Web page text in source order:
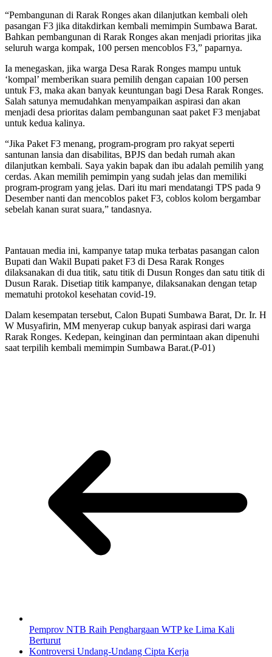
“Pembangunan di Rarak Ronges akan dilanjutkan kembali oleh
pasangan F3 jika ditakdirkan kembali memimpin Sumbawa Barat.
Bahkan pembangunan di Rarak Ronges akan menjadi prioritas jika
seluruh warga kompak, 100 persen mencoblos F3,” paparnya.
Ia menegaskan, jika warga Desa Rarak Ronges mampu untuk
‘kompal’ memberikan suara pemilih dengan capaian 100 persen
untuk F3, maka akan banyak keuntungan bagi Desa Rarak Ronges.
Salah satunya memudahkan menyampaikan aspirasi dan akan
menjadi desa prioritas dalam pembangunan saat paket F3 menjabat
untuk kedua kalinya.
“Jika Paket F3 menang, program-program pro rakyat seperti
santunan lansia dan disabilitas, BPJS dan bedah rumah akan
dilanjutkan kembali. Saya yakin bapak dan ibu adalah pemilih yang
cerdas. Akan memilih pemimpin yang sudah jelas dan memiliki
program-program yang jelas. Dari itu mari mendatangi TPS pada 9
Desember nanti dan mencoblos paket F3, coblos kolom bergambar
sebelah kanan surat suara,” tandasnya.
Pantauan media ini, kampanye tatap muka terbatas pasangan calon
Bupati dan Wakil Bupati paket F3 di Desa Rarak Ronges
dilaksanakan di dua titik, satu titik di Dusun Ronges dan satu titik di
Dusun Rarak. Disetiap titik kampanye, dilaksanakan dengan tetap
mematuhi protokol kesehatan covid-19.
Dalam kesempatan tersebut, Calon Bupati Sumbawa Barat, Dr. Ir. H
W Musyafirin, MM menyerap cukup banyak aspirasi dari warga
Rarak Ronges. Kedepan, keinginan dan permintaan akan dipenuhi
saat terpilih kembali memimpin Sumbawa Barat.(P-01)
Pemprov NTB Raih Penghargaan WTP ke Lima Kali
Berturut
Kontroversi Undang-Undang Cipta Kerja